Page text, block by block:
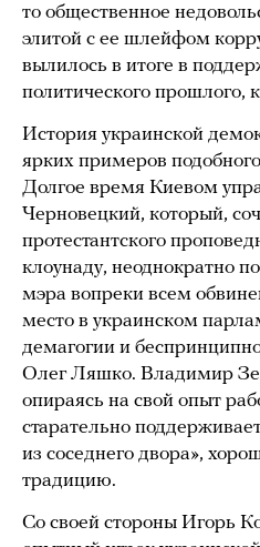
то общественное
элитой с ее шлейфом
вылилось в итоге в
политического прошлого,
История украинской
ярких примеров
Долгое время Киевом
Черновецкий, который,
протестантского
клоунаду, неоднократно
мэра вопреки всем
место в украинском
демагогии и
Олег Ляшко. Владимир
опираясь на свой опыт
старательно
из соседнего двора»,
традицию.
Со своей стороны Игорь